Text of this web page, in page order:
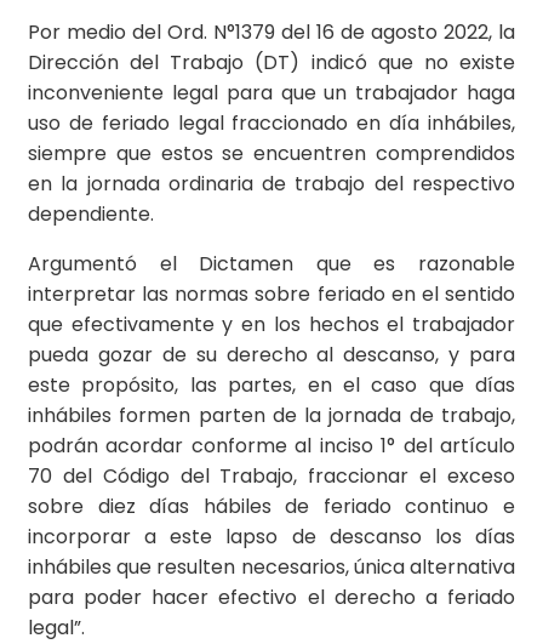
Por medio del Ord. N°1379 del 16 de agosto 2022, la
Dirección del Trabajo (DT) indicó que no existe
inconveniente legal para que un trabajador haga
uso de feriado legal fraccionado en día inhábiles,
siempre que estos se encuentren comprendidos
en la jornada ordinaria de trabajo del respectivo
dependiente.
Argumentó el Dictamen que es razonable
interpretar las normas sobre feriado en el sentido
que efectivamente y en los hechos el trabajador
pueda gozar de su derecho al descanso, y para
este propósito, las partes, en el caso que días
inhábiles formen parten de la jornada de trabajo,
podrán acordar conforme al inciso 1° del artículo
70 del Código del Trabajo, fraccionar el exceso
sobre diez días hábiles de feriado continuo e
incorporar a este lapso de descanso los días
inhábiles que resulten necesarios, única alternativa
para poder hacer efectivo el derecho a feriado
legal”.